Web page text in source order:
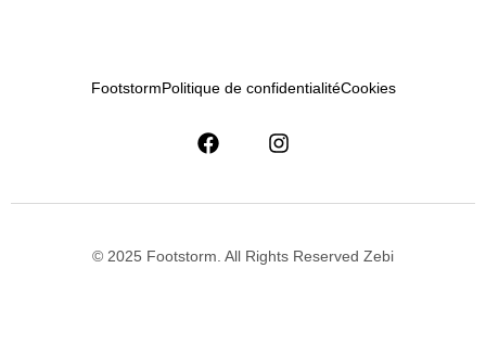
FootstormPolitique de confidentialitéCookies
© 2025 Footstorm. All Rights Reserved Zebi